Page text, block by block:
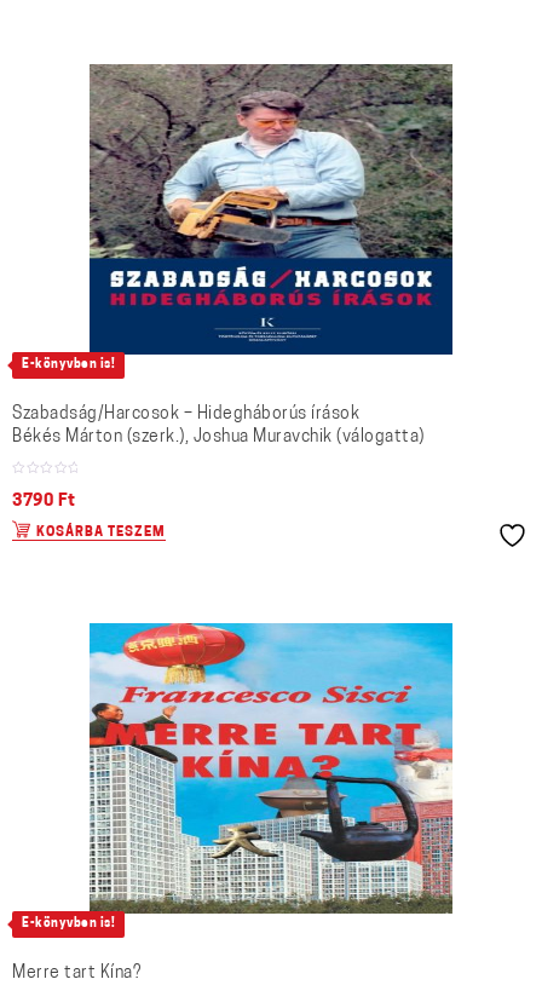
E-könyvben is!
Szabadság/Harcosok – Hidegháborús írások
Békés Márton (szerk.), Joshua Muravchik (válogatta)
3790 Ft
KOSÁRBA TESZEM
E-könyvben is!
Merre tart Kína?